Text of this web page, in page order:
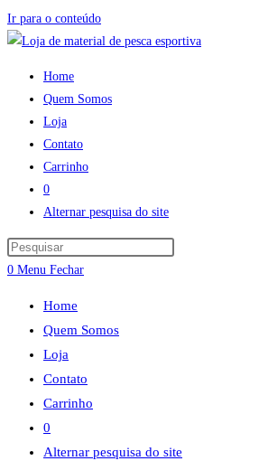
Ir para o conteúdo
Home
Quem Somos
Loja
Contato
Carrinho
0
Alternar pesquisa do site
0 Menu Fechar
Home
Quem Somos
Loja
Contato
Carrinho
0
Alternar pesquisa do site